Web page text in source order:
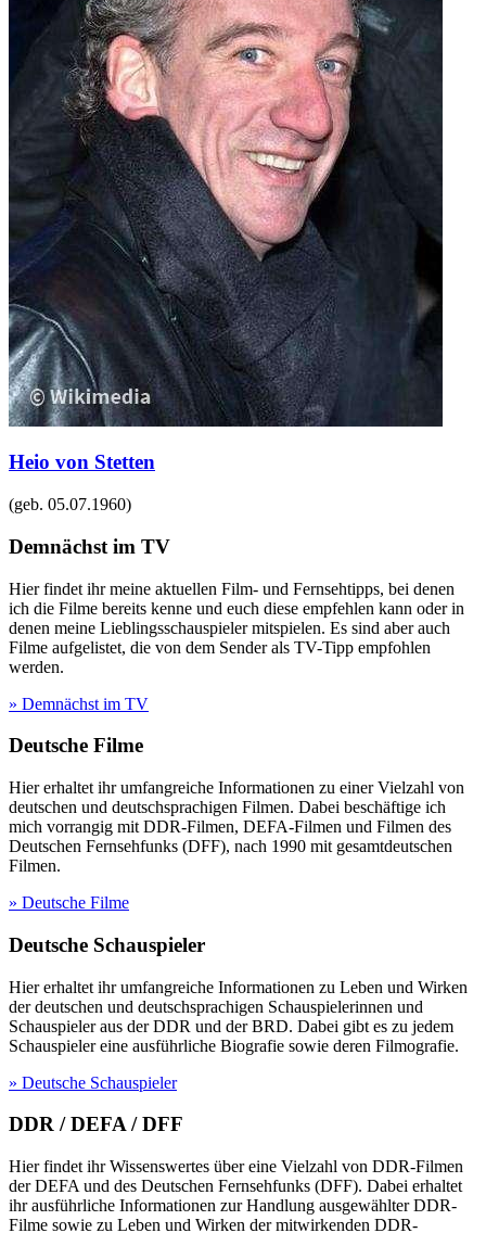
Heio von Stetten
(geb. 05.07.1960)
Demnächst im TV
Hier findet ihr meine aktuellen Film- und Fernsehtipps, bei denen
ich die Filme bereits kenne und euch diese empfehlen kann oder in
denen meine Lieblingsschauspieler mitspielen. Es sind aber auch
Filme aufgelistet, die von dem Sender als TV-Tipp empfohlen
werden.
» Demnächst im TV
Deutsche Filme
Hier erhaltet ihr umfangreiche Informationen zu einer Vielzahl von
deutschen und deutschsprachigen Filmen. Dabei beschäftige ich
mich vorrangig mit DDR-Filmen, DEFA-Filmen und Filmen des
Deutschen Fernsehfunks (DFF), nach 1990 mit gesamtdeutschen
Filmen.
» Deutsche Filme
Deutsche Schauspieler
Hier erhaltet ihr umfangreiche Informationen zu Leben und Wirken
der deutschen und deutschsprachigen Schauspielerinnen und
Schauspieler aus der DDR und der BRD. Dabei gibt es zu jedem
Schauspieler eine ausführliche Biografie sowie deren Filmografie.
» Deutsche Schauspieler
DDR / DEFA / DFF
Hier findet ihr Wissenswertes über eine Vielzahl von DDR-Filmen
der DEFA und des Deutschen Fernsehfunks (DFF). Dabei erhaltet
ihr ausführliche Informationen zur Handlung ausgewählter DDR-
Filme sowie zu Leben und Wirken der mitwirkenden DDR-